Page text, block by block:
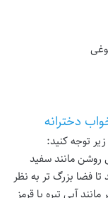
دخترانه
توجه کنید:
مانند سفید
فضا بزرگ تر به نظر
آبی تیره یا قرمز